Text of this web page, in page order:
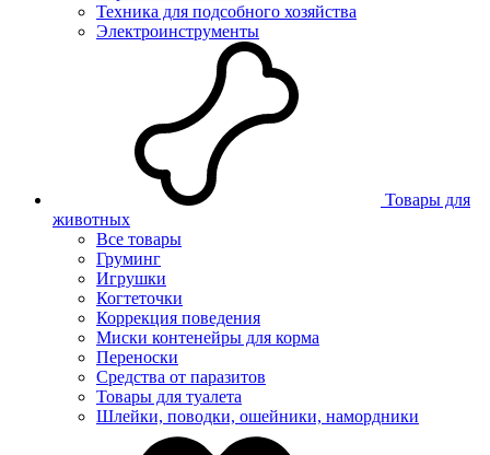
Техника для подсобного хозяйства
Электроинструменты
Товары для
животных
Все товары
Груминг
Игрушки
Когтеточки
Коррекция поведения
Миски контенейры для корма
Переноски
Средства от паразитов
Товары для туалета
Шлейки, поводки, ошейники, намордники